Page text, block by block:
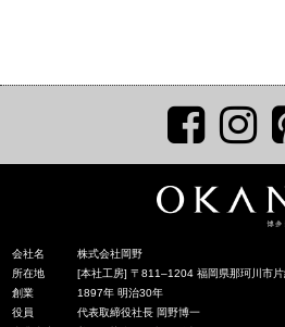
会社名
株式会社岡野
所在地
[本社工房] 〒811‒1204 福岡県那珂川市
創業
1897年 明治30年
役員
代表取締役社長 岡野博一